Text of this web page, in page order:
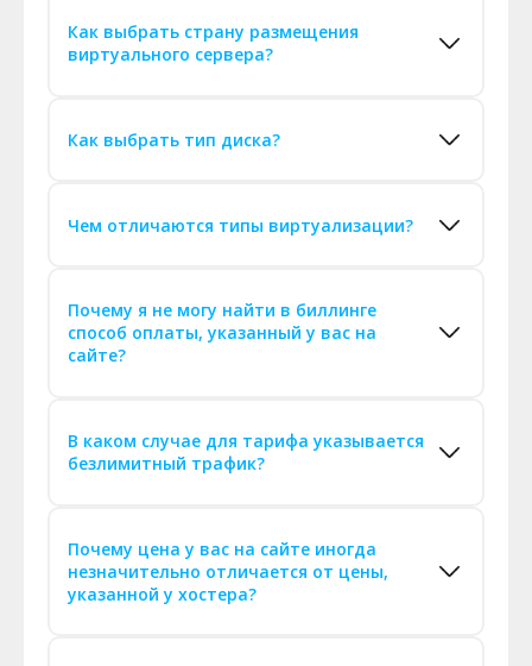
Как выбрать страну размещения
виртуального сервера?
Как выбрать тип диска?
Чем отличаются типы виртуализации?
Почему я не могу найти в биллинге
способ оплаты, указанный у вас на
сайте?
В каком случае для тарифа указывается
безлимитный трафик?
Почему цена у вас на сайте иногда
незначительно отличается от цены,
указанной у хостера?